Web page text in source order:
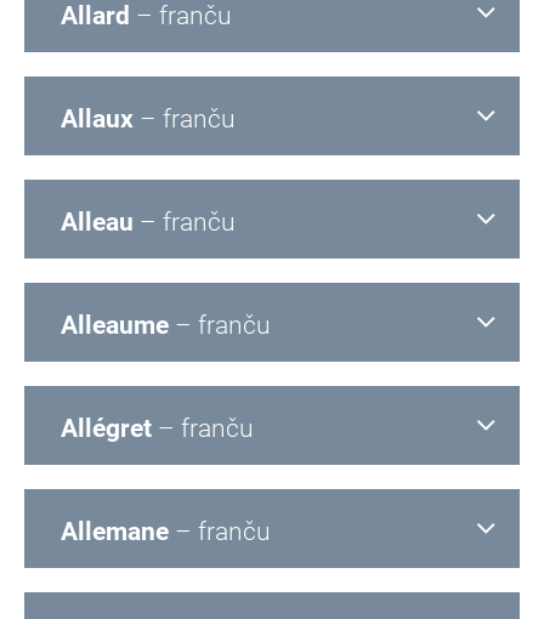
Allard – franču
Allaux – franču
Alleau – franču
Alleaume – franču
Allégret – franču
Allemane – franču